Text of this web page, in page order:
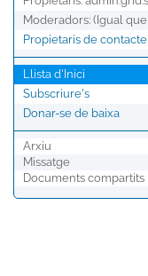
Moderadors: (Igual
Propietaris de contacte
Llista d'Inici
Subscriure's
Donar-se de baixa
Arxiu
Missatge
Documents compartits